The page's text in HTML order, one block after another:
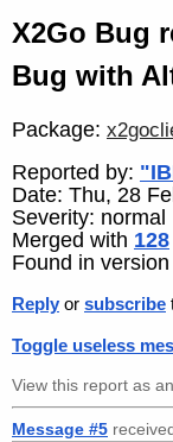
X2Go Bug
Bug with
Package:
Reported by:
Date: Thu, 28
Severity: normal
Merged with 128
Found in
Reply or subscribe
Toggle useless
View this report as an
Message #5